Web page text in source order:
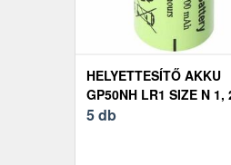
HELYETTESÍTŐ AKKU
GP50NH LR1 SIZE N 1,
500MAH NIMH
5 db